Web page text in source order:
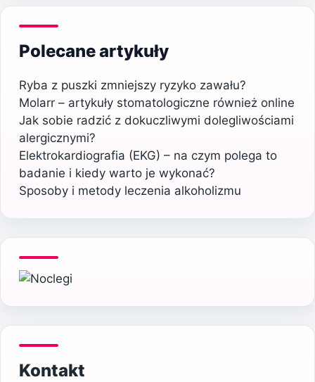
Polecane artykuły
Ryba z puszki zmniejszy ryzyko zawału?
Molarr – artykuły stomatologiczne również online
Jak sobie radzić z dokuczliwymi dolegliwościami
alergicznymi?
Elektrokardiografia (EKG) – na czym polega to
badanie i kiedy warto je wykonać?
Sposoby i metody leczenia alkoholizmu
Kontakt